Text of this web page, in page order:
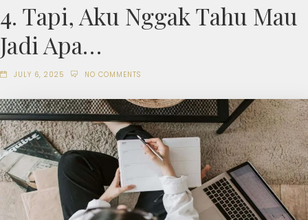
4. Tapi, Aku Nggak Tahu Mau
Jadi Apa…
JULY 6, 2025 NO COMMENTS